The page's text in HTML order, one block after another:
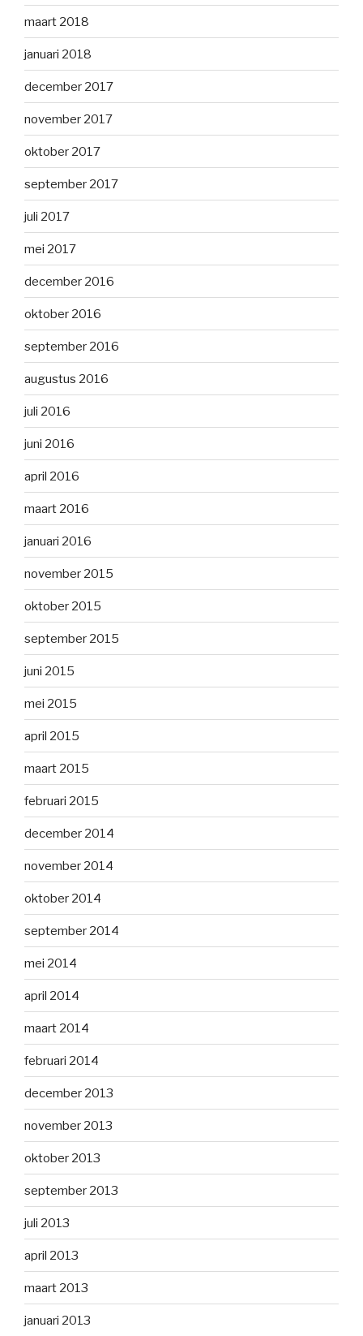
maart 2018
januari 2018
december 2017
november 2017
oktober 2017
september 2017
juli 2017
mei 2017
december 2016
oktober 2016
september 2016
augustus 2016
juli 2016
juni 2016
april 2016
maart 2016
januari 2016
november 2015
oktober 2015
september 2015
juni 2015
mei 2015
april 2015
maart 2015
februari 2015
december 2014
november 2014
oktober 2014
september 2014
mei 2014
april 2014
maart 2014
februari 2014
december 2013
november 2013
oktober 2013
september 2013
juli 2013
april 2013
maart 2013
januari 2013